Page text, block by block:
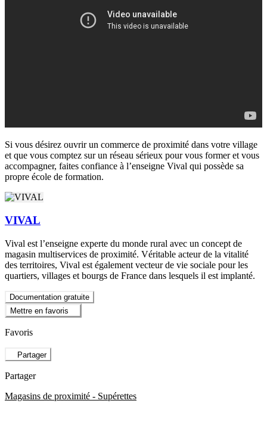
Si vous désirez ouvrir un commerce de proximité dans votre village
et que vous comptez sur un réseau sérieux pour vous former et vous
accompagner, faites confiance à l’enseigne Vival qui possède sa
propre école de formation.
VIVAL
Vival est l’enseigne experte du monde rural avec un concept de
magasin multiservices de proximité. Véritable acteur de la vitalité
des territoires, Vival est également vecteur de vie sociale pour les
quartiers, villages et bourgs de France dans lesquels il est implanté.
Documentation gratuite
Mettre en favoris
Favoris
Partager
Partager
Magasins de proximité - Supérettes